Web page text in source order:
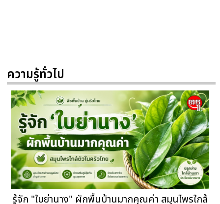
ความรู้ทั่วไป
รู้จัก "ใบย่านาง" ผักพื้นบ้านมากคุณค่า สมุนไพรใกล้